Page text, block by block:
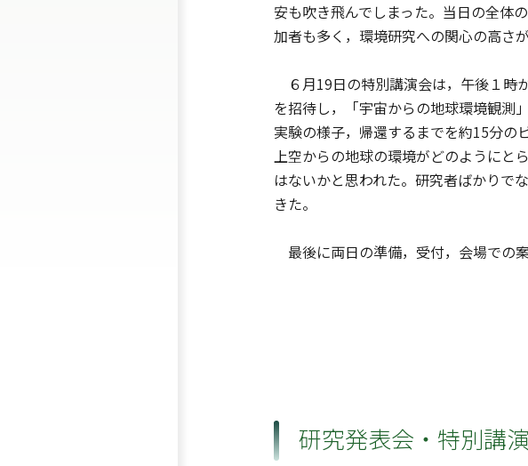
安も吹き飛んでしまった。当日の全体
加者も多く，環境研究への関心の高さ
６月19日の特別講演会は，午後１時
を招待し，「宇宙からの地球環境観測
実験の様子，帰還するまでを約15分の
上空からの地球の環境がどのようにと
はないかと思われた。研究者ばかりで
きた。
最後に両日の準備，受付，会場での
研究発表会・特別講